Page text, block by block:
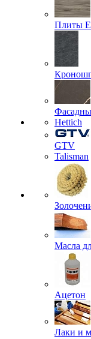
Плиты
Hettich
GTV
Talisman
Масла
Ацетон
Лаки и